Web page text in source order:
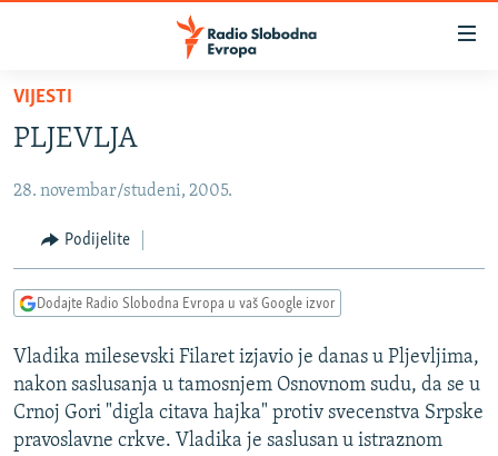
Pređite
glavni
Pređite
Pređite
pretragu
BOSNA I HERCEGOVINA
SRBIJA
KOSOVO
VIZUELNO
VIDEO
FOTOGALERIJE
INFOGRAFIKE
PODCASTI
RAT U UKRAJINI
KINA NA BALKANU
VIJESTI
PLJEVLJA
28. novembar/studeni, 2005.
Podijelite
Dodajte Radio Slobodna Evropa u vaš Google izvor
Vladika milesevski Filaret izjavio je danas u Pljevljima,
nakon saslusanja u tamosnjem Osnovnom sudu, da se u
Crnoj Gori "digla citava hajka" protiv svecenstva Srpske
pravoslavne crkve. Vladika je saslusan u istraznom